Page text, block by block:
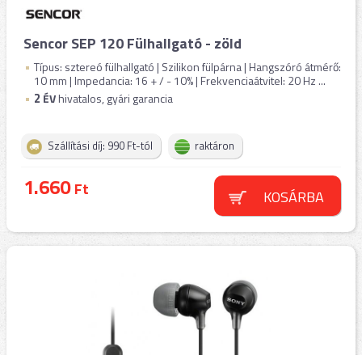
Sencor SEP 120 Fülhallgató - zöld
Típus: sztereó fülhallgató | Szilikon fülpárna | Hangszóró átmérő:
10 mm | Impedancia: 16 + / - 10% | Frekvenciaátvitel: 20 Hz ...
2 ÉVhivatalos, gyári garancia
Szállítási díj: 990 Ft-tól raktáron
1.660Ft KOSÁRBA